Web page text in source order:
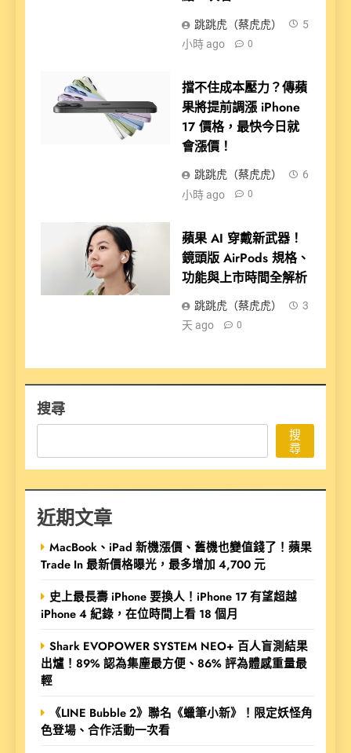
跳跳虎（蔡虎虎）
5
小時 ago
0
擋不住成本壓力？傳蘋
果將提前調漲 iPhone
17 價格，最快今日就
會漲價！
跳跳虎（蔡虎虎）
6
小時 ago
0
蘋果 AI 穿戴新武器！
鏡頭版 AirPods 規格、
功能與上市時間全解析
跳跳虎（蔡虎虎）
3
天 ago
0
搜尋
搜
尋
近期文章
MacBook、iPad 新機漲價、舊機也變值錢了！蘋果
Trade In 最新價格曝光，最多增加 4,700 元
史上最長壽 iPhone 要換人！iPhone 17 有望超越
iPhone 4 紀錄，在位時間上看 18 個月
Shark EVOPOWER SYSTEM NEO+ 百人盲測結果
出爐！89% 認為集塵最方便、86% 評為體感重量最
輕
《LINE Bubble 2》聯名《蠟筆小新》！限定妖怪角
色登場、合作活動一次看